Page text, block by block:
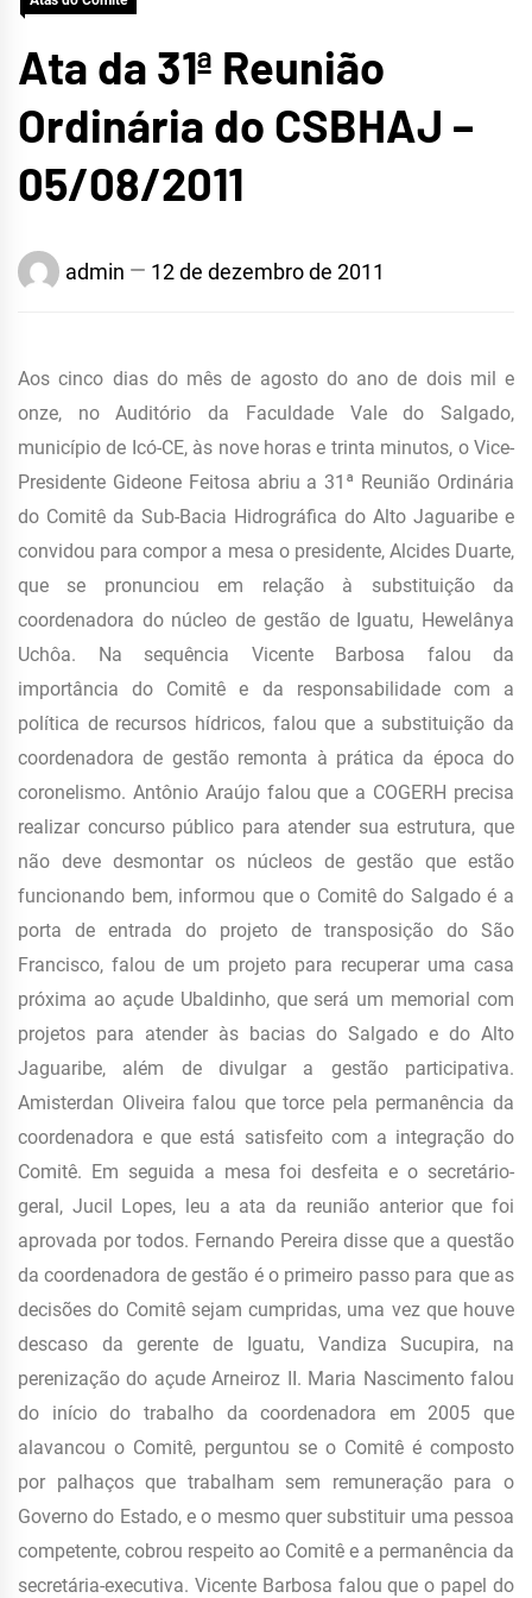
Ata da 31ª Reunião
Ordinária do CSBHAJ –
05/08/2011
admin 12 de dezembro de 2011
Aos cinco dias do mês de agosto do ano de dois mil e
onze, no Auditório da Faculdade Vale do Salgado,
município de Icó-CE, às nove horas e trinta minutos, o Vice-
Presidente Gideone Feitosa abriu a 31ª Reunião Ordinária
do Comitê da Sub-Bacia Hidrográfica do Alto Jaguaribe e
convidou para compor a mesa o presidente, Alcides Duarte,
que se pronunciou em relação à substituição da
coordenadora do núcleo de gestão de Iguatu, Hewelânya
Uchôa. Na sequência Vicente Barbosa falou da
importância do Comitê e da responsabilidade com a
política de recursos hídricos, falou que a substituição da
coordenadora de gestão remonta à prática da época do
coronelismo. Antônio Araújo falou que a COGERH precisa
realizar concurso público para atender sua estrutura, que
não deve desmontar os núcleos de gestão que estão
funcionando bem, informou que o Comitê do Salgado é a
porta de entrada do projeto de transposição do São
Francisco, falou de um projeto para recuperar uma casa
próxima ao açude Ubaldinho, que será um memorial com
projetos para atender às bacias do Salgado e do Alto
Jaguaribe, além de divulgar a gestão participativa.
Amisterdan Oliveira falou que torce pela permanência da
coordenadora e que está satisfeito com a integração do
Comitê. Em seguida a mesa foi desfeita e o secretário-
geral, Jucil Lopes, leu a ata da reunião anterior que foi
aprovada por todos. Fernando Pereira disse que a questão
da coordenadora de gestão é o primeiro passo para que as
decisões do Comitê sejam cumpridas, uma vez que houve
descaso da gerente de Iguatu, Vandiza Sucupira, na
perenização do açude Arneiroz II. Maria Nascimento falou
do início do trabalho da coordenadora em 2005 que
alavancou o Comitê, perguntou se o Comitê é composto
por palhaços que trabalham sem remuneração para o
Governo do Estado, e o mesmo quer substituir uma pessoa
competente, cobrou respeito ao Comitê e a permanência da
secretária-executiva. Vicente Barbosa falou que o papel do